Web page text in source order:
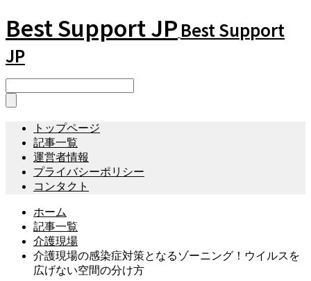
Best Support JP Best Support
JP
トップページ
記事一覧
運営者情報
プライバシーポリシー
コンタクト
ホーム
記事一覧
介護現場
介護現場の感染症対策となるゾーニング！ウイルスを
広げない空間の分け方